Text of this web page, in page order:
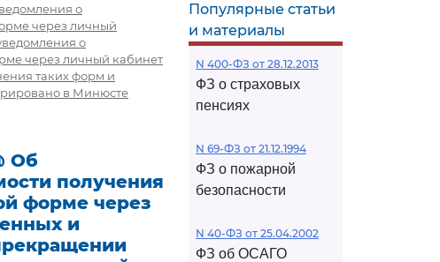
о
через личный
о
через личный кабинет
таких форм и
в Минюсте
Об
получения
форме через
и
Популярные статьи
и материалы
N 400-ФЗ от 28.12.2013
ФЗ о страховых
пенсиях
N 69-ФЗ от 21.12.1994
ФЗ о пожарной
безопасности
N 40-ФЗ от 25.04.2002
ФЗ об ОСАГО